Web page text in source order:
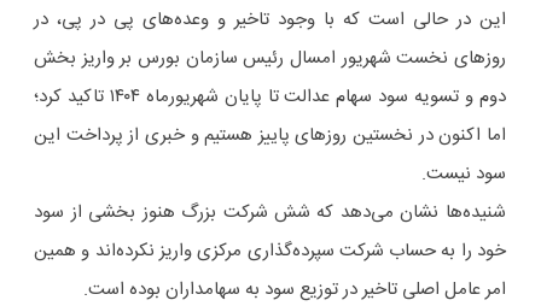
این در حالی است که با وجود تاخیر و وعده‌های پی در پی، در
روزهای نخست شهریور امسال رئیس سازمان بورس بر واریز بخش
دوم و تسویه سود سهام عدالت تا پایان شهریورماه ۱۴۰۴ تاکید کرد؛
اما اکنون در نخستین روزهای پاییز هستیم و خبری از پرداخت این
سود نیست.
شنیده‌ها نشان می‌دهد که شش شرکت بزرگ هنوز بخشی از سود
خود را به حساب شرکت سپرده‌گذاری مرکزی واریز نکرده‌اند و همین
امر عامل اصلی تاخیر در توزیع سود به سهامداران بوده است.